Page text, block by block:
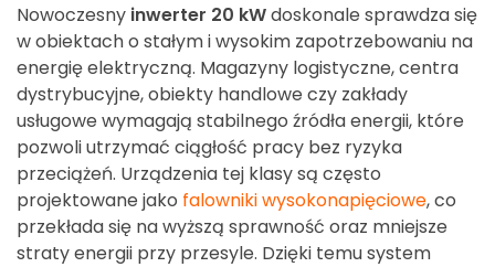
Nowoczesny inwerter 20 kWdoskonale sprawdza się
w obiektach o stałym i wysokim zapotrzebowaniu na
energię elektryczną. Magazyny logistyczne, centra
dystrybucyjne, obiekty handlowe czy zakłady
usługowe wymagają stabilnego źródła energii, które
pozwoli utrzymać ciągłość pracy bez ryzyka
przeciążeń. Urządzenia tej klasy są często
projektowane jako falowniki wysokonapięciowe, co
przekłada się na wyższą sprawność oraz mniejsze
straty energii przy przesyle. Dzięki temu system